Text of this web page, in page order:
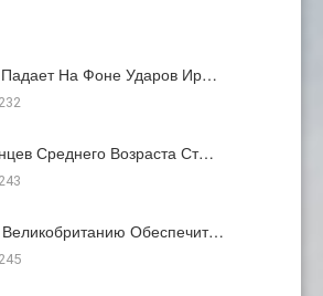
Падает На Фоне Ударов Ир…
Среднего Возраста Ст…
Великобританию Обеспечит…